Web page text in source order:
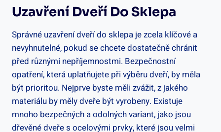
Uzavření Dveří Do Sklepa
Správné uzavření dveří do sklepa je zcela klíčové a
nevyhnutelné, pokud se chcete dostatečně chránit
před různými nepříjemnostmi. Bezpečnostní
opatření, která uplatňujete při výběru dveří, by měla
být prioritou. Nejprve byste měli zvážit, z jakého
materiálu by měly dveře být vyrobeny. Existuje
mnoho bezpečných a odolných variant, jako jsou
dřevěné dveře s ocelovými prvky, které jsou velmi